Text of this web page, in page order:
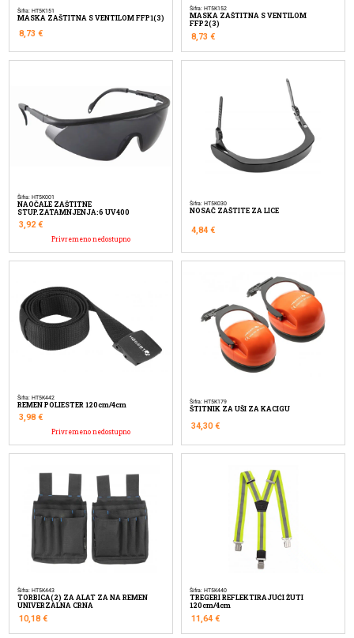
Šifra: HT5K151
MASKA ZAŠTITNA S VENTILOM FFP1(3)
8,73 €
Šifra: HT5K152
MASKA ZAŠTITNA S VENTILOM
FFP2(3)
8,73 €
Šifra: HT5K001
NAOČALE ZAŠTITNE
STUP.ZATAMNJENJA:6 UV400
3,92€
Privremeno nedostupno
Šifra: HT5K030
NOSAČ ZAŠTITE ZA LICE
4,84 €
Šifra: HT5K442
REMEN POLIESTER 120cm/4cm
3,98 €
Privremeno nedostupno
Šifra: HT5K179
ŠTITNIK ZA UŠI ZA KACIGU
34,30€
Šifra: HT5K443
TORBICA(2) ZA ALAT ZA NA REMEN
UNIVERZALNA CRNA
10,18 €
Šifra: HT5K440
TREGERI REFLEKTIRAJUĆI ŽUTI
120cm/4cm
11,64 €